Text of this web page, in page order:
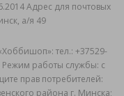
Адрес для почтовых
а/я 49
тел.: +37529-
Режим работы службы: с
прав потребителей:
района г. Минска;